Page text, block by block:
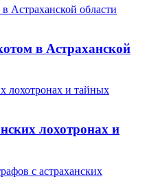
в Астраханской
лохотронах и